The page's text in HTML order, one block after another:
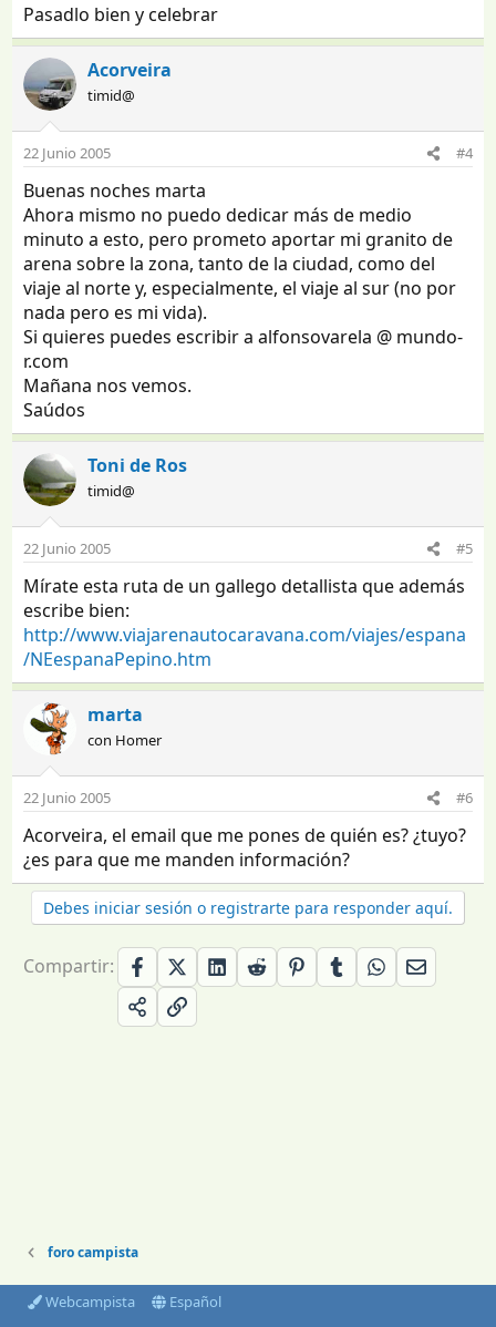
Pasadlo bien y celebrar
Acorveira
timid@
22 Junio 2005 #4
Buenas noches marta
Ahora mismo no puedo dedicar más de medio
minuto a esto, pero prometo aportar mi granito de
arena sobre la zona, tanto de la ciudad, como del
viaje al norte y, especialmente, el viaje al sur (no por
nada pero es mi vida).
Si quieres puedes escribir a alfonsovarela @ mundo-
r.com
Mañana nos vemos.
Saúdos
Toni de Ros
timid@
22 Junio 2005 #5
Mírate esta ruta de un gallego detallista que además
escribe bien:
http://www.viajarenautocaravana.com/viajes/espana
/NEespanaPepino.htm
marta
con Homer
22 Junio 2005 #6
Acorveira, el email que me pones de quién es? ¿tuyo?
¿es para que me manden información?
Debes iniciar sesión o registrarte para responder aquí.
Compartir:
foro campista
Webcampista
Español